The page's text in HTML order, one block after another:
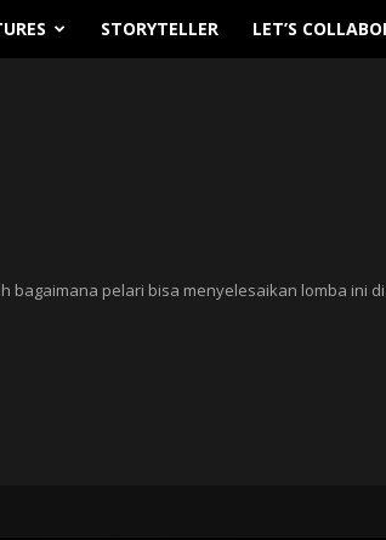
STORYTELLER LET’S
bagaimana pelari bisa menyelesaikan lomba ini